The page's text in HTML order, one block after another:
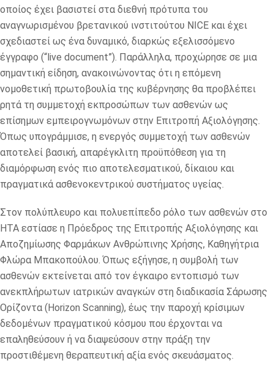
οποίος έχει βασιστεί στα διεθνή πρότυπα του
αναγνωρισμένου βρετανικού ινστιτούτου NICE και έχει
σχεδιαστεί ως ένα δυναμικό, διαρκώς εξελισσόμενο
έγγραφο (“live document”). Παράλληλα, προχώρησε σε μια
σημαντική είδηση, ανακοινώνοντας ότι η επόμενη
νομοθετική πρωτοβουλία της κυβέρνησης θα προβλέπει
ρητά τη συμμετοχή εκπροσώπων των ασθενών ως
επίσημων εμπειρογνωμόνων στην Επιτροπή Αξιολόγησης.
Όπως υπογράμμισε, η ενεργός συμμετοχή των ασθενών
αποτελεί βασική, απαρέγκλιτη προϋπόθεση για τη
διαμόρφωση ενός πιο αποτελεσματικού, δίκαιου και
πραγματικά ασθενοκεντρικού συστήματος υγείας.
Στον πολύπλευρο και πολυεπίπεδο ρόλο των ασθενών στο
ΗΤΑ εστίασε η Πρόεδρος της Επιτροπής Αξιολόγησης και
Αποζημίωσης Φαρμάκων Ανθρώπινης Χρήσης, Καθηγήτρια
Φλώρα Μπακοπούλου. Όπως εξήγησε, η συμβολή των
ασθενών εκτείνεται από τον έγκαιρο εντοπισμό των
ανεκπλήρωτων ιατρικών αναγκών στη διαδικασία Σάρωσης
Ορίζοντα (Horizon Scanning), έως την παροχή κρίσιμων
δεδομένων πραγματικού κόσμου που έρχονται να
επαληθεύσουν ή να διαψεύσουν στην πράξη την
προστιθέμενη θεραπευτική αξία ενός σκευάσματος.